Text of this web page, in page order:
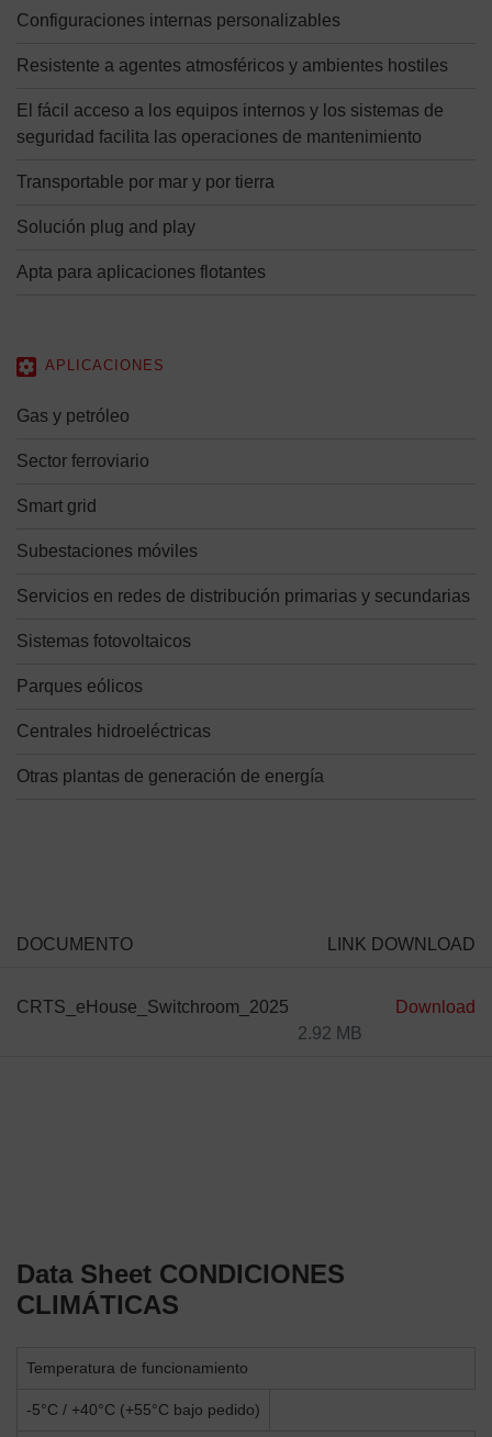
Configuraciones internas personalizables
Resistente a agentes atmosféricos y ambientes hostiles
El fácil acceso a los equipos internos y los sistemas de
seguridad facilita las operaciones de mantenimiento
Transportable por mar y por tierra
Solución plug and play
Apta para aplicaciones flotantes
APLICACIONES
Gas y petróleo
Sector ferroviario
Smart grid
Subestaciones móviles
Servicios en redes de distribución primarias y secundarias
Sistemas fotovoltaicos
Parques eólicos
Centrales hidroeléctricas
Otras plantas de generación de energía
DOCUMENTO LINK DOWNLOAD
CRTS_eHouse_Switchroom_2025
2.92 MB
Download
Data Sheet CONDICIONES
CLIMÁTICAS
Temperatura de funcionamiento
-5°C / +40°C (+55°C bajo pedido)